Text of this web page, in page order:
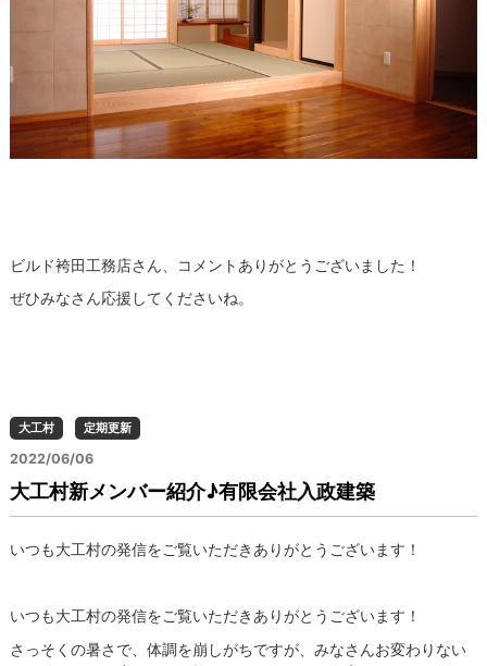
ビルド袴田工務店さん、コメントありがとうございました！
ぜひみなさん応援してくださいね。
大工村 定期更新
2022/06/06
大工村新メンバー紹介♪有限会社入政建築
いつも大工村の発信をご覧いただきありがとうございます！
いつも大工村の発信をご覧いただきありがとうございます！
さっそくの暑さで、体調を崩しがちですが、みなさんお変わりない